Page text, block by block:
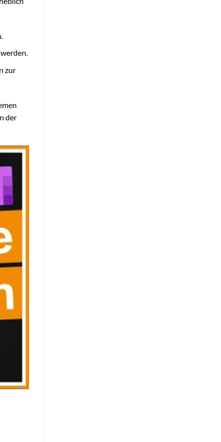
zur
der